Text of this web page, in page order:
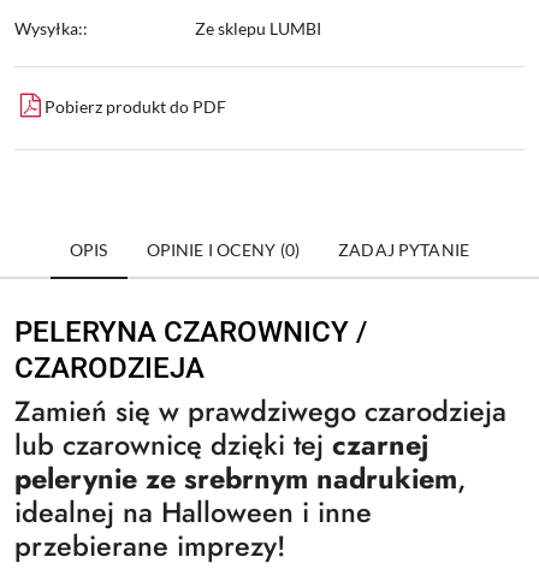
Wysyłka:: Ze sklepu LUMBI
Pobierz produkt do PDF
OPIS OPINIE I OCENY (0) ZADAJ PYTANIE
PELERYNA CZAROWNICY /
CZARODZIEJA
Zamień się w prawdziwego czarodzieja
lub czarownicę dzięki tej czarnej
pelerynie ze srebrnym nadrukiem,
idealnej na Halloween i inne
przebierane imprezy!